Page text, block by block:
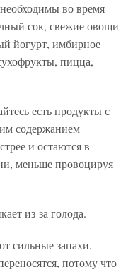
во время
сок, свежие овощи
йогурт, имбирное
пицца,
есть продукты с
содержанием
и остаются в
меньше провоцируя
из-за голода.
сильные запахи.
потому что